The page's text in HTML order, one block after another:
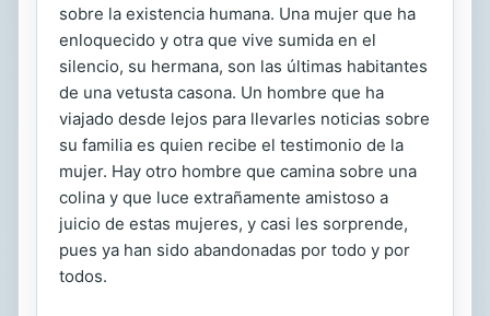
sobre la existencia humana. Una mujer que ha
enloquecido y otra que vive sumida en el
silencio, su hermana, son las últimas habitantes
de una vetusta casona. Un hombre que ha
viajado desde lejos para llevarles noticias sobre
su familia es quien recibe el testimonio de la
mujer. Hay otro hombre que camina sobre una
colina y que luce extrañamente amistoso a
juicio de estas mujeres, y casi les sorprende,
pues ya han sido abandonadas por todo y por
todos.